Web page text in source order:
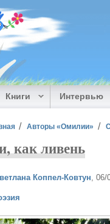
Книги Интервью
Авторы «Омилии»
как ливень
Коппел-Ковтун ,